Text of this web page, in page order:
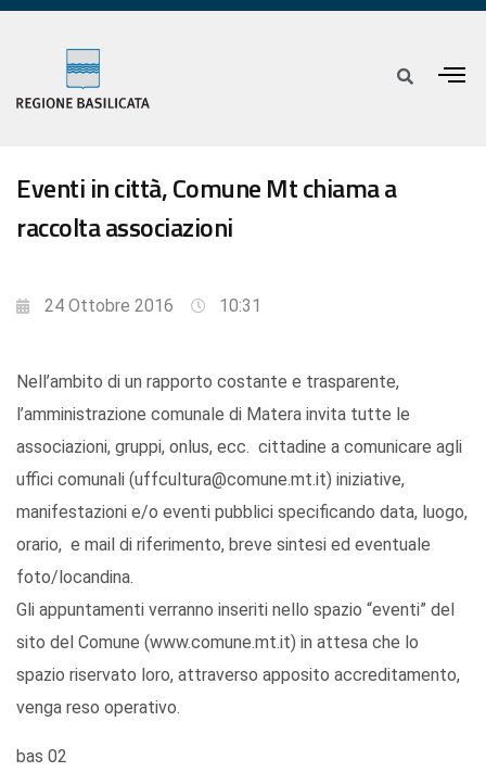
Eventi in città, Comune Mt chiama a
raccolta associazioni
24 Ottobre 2016 10:31
Nell’ambito di un rapporto costante e trasparente,
l’amministrazione comunale di Matera invita tutte le
associazioni, gruppi, onlus, ecc. cittadine a comunicare agli
uffici comunali (uffcultura@comune.mt.it) iniziative,
manifestazioni e/o eventi pubblici specificando data, luogo,
orario, e mail di riferimento, breve sintesi ed eventuale
foto/locandina.
Gli appuntamenti verranno inseriti nello spazio “eventi” del
sito del Comune (www.comune.mt.it) in attesa che lo
spazio riservato loro, attraverso apposito accreditamento,
venga reso operativo.
bas 02